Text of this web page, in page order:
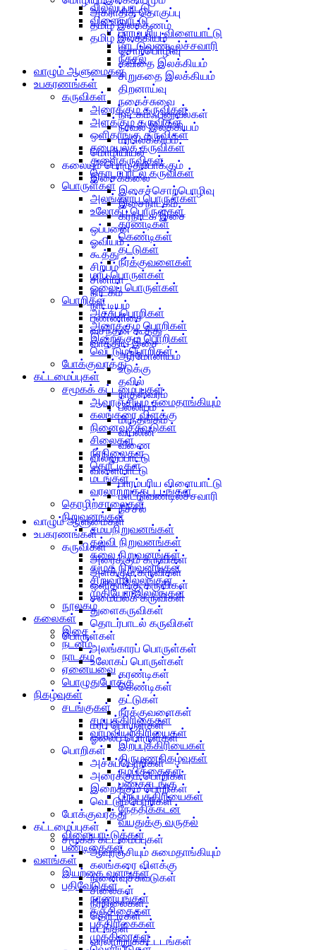
வில்லுப்பாட்டு
விளையாட்டு
பாரம்பரிய விளையாட்டு
மாட்டுவண்டில்ச்சவாரி
நீச்சல்
வாழும் ஆளுமைகள்
உபகரணங்கள்
கருவிகள்
அரைக்கும் கருவிகள்
அளக்கும் கருவிகள்
ஒளிதாங்கு கருவிகள்
சமையல்க் கருவிகள்
துளைகருவிகள்
தொடர்பாடல் கருவிகள்
பொருள்கள்
அலங்காரப் பொருள்கள்
உலோகப் பொருள்கள்
கரண்டிகள்
கெண்டிகள்
தட்டுகள்
நீர்க்குவளைகள்
மரப் பொருள்கள்
ஓலைப் பொருள்கள்
பொறிகள்
அச்சுப்பொறிகள்
அரைக்கும் பொறிகள்
இறைக்கும் பொறிகள்
வெட்டும்பொறிகள்
போக்குவரத்து
கட்டமைப்புகள்
சமூகக் கட்டமைப்புகள்
ஆவுரஞ்சியும் சுமைதாங்கியும்
கலங்கரை விளக்கு
நினைவுச்சுவடுகள்
சிலைகள்
நீர்நிலைகள்
தொட்டிகள்
மடங்கள்
வரலாற்றுக்கட்டடங்கள்
தொழிற்சாலைகள்
நிறுவனங்கள்
சமயநிறுவனங்கள்
கல்வி நிறுவனங்கள்
கலை நிறுவனங்கள்
சமூக நிறுவனங்கள்
சிறுவர்இல்லங்கள்
முதியோர்இல்லங்கள்
நூலகம்
கலைகள்
இசை
நடனம்
நாடகம்
ஏனையவை
பொழுதுபோக்கு
நிகழ்வுகள்
சடங்குகள்
சமயக்கிரிகைகள்
வாழ்வியற்கிரியைகள்
இறப்புக்கிரியைகள்
திருமணநிகழ்வுகள்
நம்பிக்கைகள்
பணச்சடங்கு
பிறப்புக்கிரியைகள்
நேத்திக்கடன்
வயதுக்கு வருதல்
விளையாட்டுக்கள்
பண்டிகைகள்
வளங்கள்
இயற்கை வளங்கள்
பதிவேடுகள்
நாணயங்கள்
சஞ்சிகைகள்
பத்திரிகைகள்
முத்திரைகள்
அகராதித் தொகுப்பு
தமிழ் இலக்கணம்
தமிழ் இலக்கியம்
சொற்பொழிவு
கவிதை இலக்கியம்
சிறுகதை இலக்கியம்
திறனாய்வு
நகைச்சுவை
நாடகம்ஃபனுவல்கள்
நாவல் இலக்கியம்
மரபிலக்கியம்
மொழியியல்
கலையும் பொழுதுபோக்கும்
இசைக்கலை
இசைச்சொற்பொழிவு
இசைநாடகம்
கர்நாடக இசை
ஒப்பனை
ஓவியம்
கூத்து
சிற்பம்
சினிமா
நாடகம்
நாட்டியம்
பண்ணிசை
வசந்தன் கூத்து
வாத்திய இசை
ஆர்மோனியம்
உடுக்கு
தவில்
நாதஸ்வரம்
பல்லியம்
மிருதங்கம்
வயலின்
வீணை
வில்லுப்பாட்டு
விளையாட்டு
பாரம்பரிய விளையாட்டு
மாட்டுவண்டில்ச்சவாரி
நீச்சல்
வாழும் ஆளுமைகள்
உபகரணங்கள்
கருவிகள்
அரைக்கும் கருவிகள்
அளக்கும் கருவிகள்
ஒளிதாங்கு கருவிகள்
சமையல்க் கருவிகள்
துளைகருவிகள்
தொடர்பாடல் கருவிகள்
பொருள்கள்
அலங்காரப் பொருள்கள்
உலோகப் பொருள்கள்
கரண்டிகள்
கெண்டிகள்
தட்டுகள்
நீர்க்குவளைகள்
மரப் பொருள்கள்
ஓலைப் பொருள்கள்
பொறிகள்
அச்சுப்பொறிகள்
அரைக்கும் பொறிகள்
இறைக்கும் பொறிகள்
வெட்டும்பொறிகள்
போக்குவரத்து
கட்டமைப்புகள்
சமூகக் கட்டமைப்புகள்
ஆவுரஞ்சியும் சுமைதாங்கியும்
கலங்கரை விளக்கு
நினைவுச்சுவடுகள்
சிலைகள்
நீர்நிலைகள்
தொட்டிகள்
மடங்கள்
வரலாற்றுக்கட்டடங்கள்